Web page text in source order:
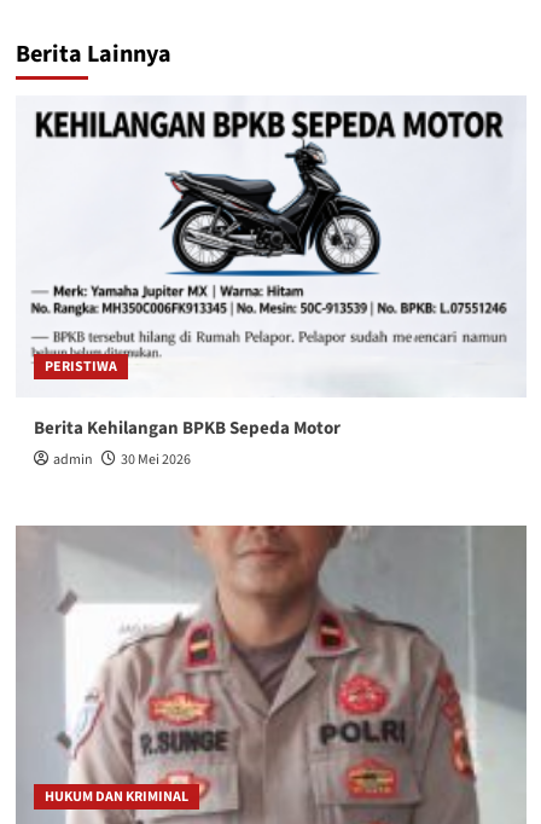
Berita Lainnya
PERISTIWA
Berita Kehilangan BPKB Sepeda Motor
admin 30 Mei 2026
HUKUM DAN KRIMINAL